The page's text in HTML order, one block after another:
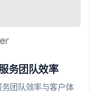
务团队效率
团队效率与客户体